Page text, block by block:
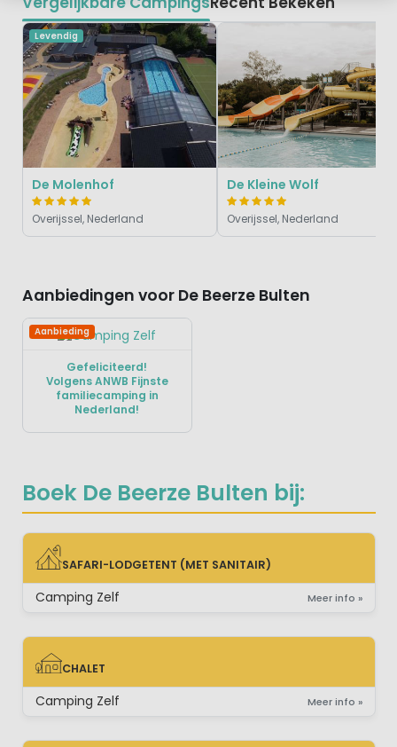
Aanbiedingen voor De Beerze Bulten
Aanbieding
Gefeliciteerd!
Volgens ANWB Fijnste
familiecamping in
Nederland!
Boek De Beerze Bulten bij:
SAFARI-LODGETENT (MET SANITAIR)
SAFARI-LODGETENT (MET SANITAIR)
Camping Zelf Meer info »
CHALET
CHALET
Camping Zelf Meer info »
Levendig
De Molenhof
Overijssel, Nederland
De Kleine Wolf
Overijssel, Nederland